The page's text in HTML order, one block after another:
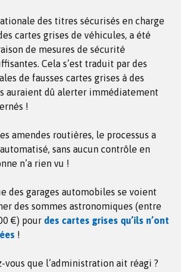
des titres sécurisés en charge
cartes grises de véhicules, a été
de mesures de sécurité
Cela s’est traduit par des
de fausses cartes grises à des
auraient dû alerter immédiatement
!
amendes routières, le processus a
sans aucun contrôle en
n’a rien vu !
des garages automobiles se voient
des sommes astronomiques (entre
€) pour des cartes grises qu’ils n’ont
!
vous que l’administration ait réagi ?